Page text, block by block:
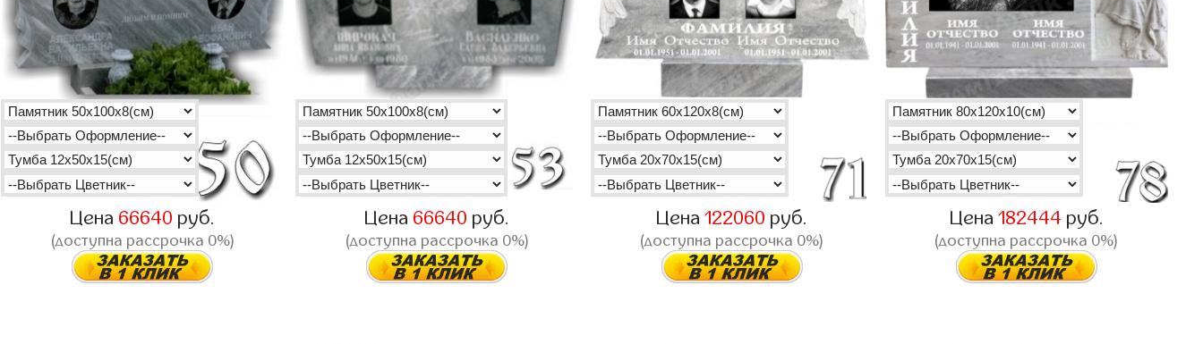
Цена 66640 руб.
(доступна рассрочка 0%)
Цена 66640 руб.
(доступна рассрочка 0%)
Цена122060 руб.
(доступна рассрочка 0%)
Цена 182444 руб.
(доступна рассрочка 0%)